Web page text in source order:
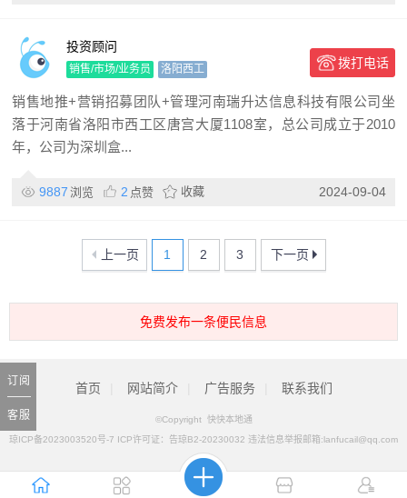
投资顾问
销售/市场/业务员 洛阳西工 拨打电话
销售地推+营销招募团队+管理河南瑞升达信息科技有限公司坐
落于河南省洛阳市西工区唐宫大厦1108室，总公司成立于2010
年，公司为深圳盒...
9887 浏览 2 点赞 收藏 2024-09-04
上一页 1 2 3 下一页
免费发布一条便民信息
订阅
客服
首页 网站简介 广告服务 联系我们
©Copyright 快快本地通
琼ICP备2023003520号-7 ICP许可证：告琼B2-20230032 违法信息举报邮箱:lanfucail@qq.com
18088621583